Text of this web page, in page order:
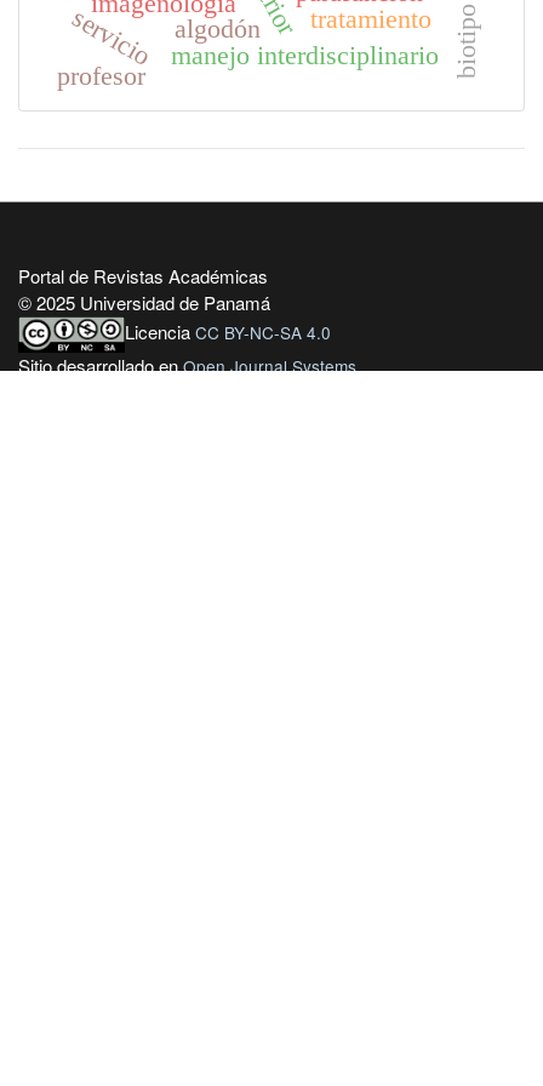
algodón
manejo interdisciplinario
servicio tratamiento
profesor
Portal de Revistas Académicas
© 2025 Universidad de Panamá
Licencia CC BY-NC-SA 4.0
Sitio desarrollado enOpen Journal Systems